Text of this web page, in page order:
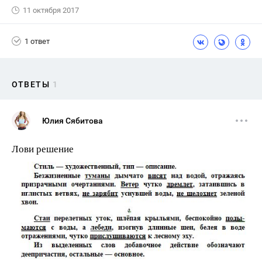
11 октября 2017
1 ответ
ОТВЕТЫ 1
Юлия Сябитова
Лови решение